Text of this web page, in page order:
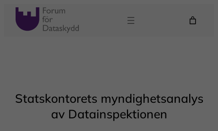
Hoppa
innehåll
Statskontorets myndighetsanalys
av Datainspektionen